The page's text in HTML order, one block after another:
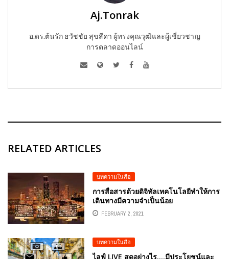
Aj.Tonrak
อ.ดร.ต้นรัก ธวัชชัย สุขสีดา ผู้ทรงคุณวุฒิและผู้เชี่ยวชาญ
การตลาดออนไลน์
RELATED ARTICLES
บทความในสื่อ
การสื่อสารด้วยดิจิทัลเทคโนโลยีทำให้การ
เดินทางมีความจําเป็นน้อย
FEBRUARY 2, 2021
บทความในสื่อ
ไลฟ์ LIVE สดอย่างไร….มีประโยชน์และ